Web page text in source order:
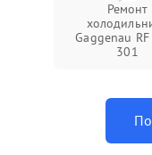
Ремонт
Gaggenau
301